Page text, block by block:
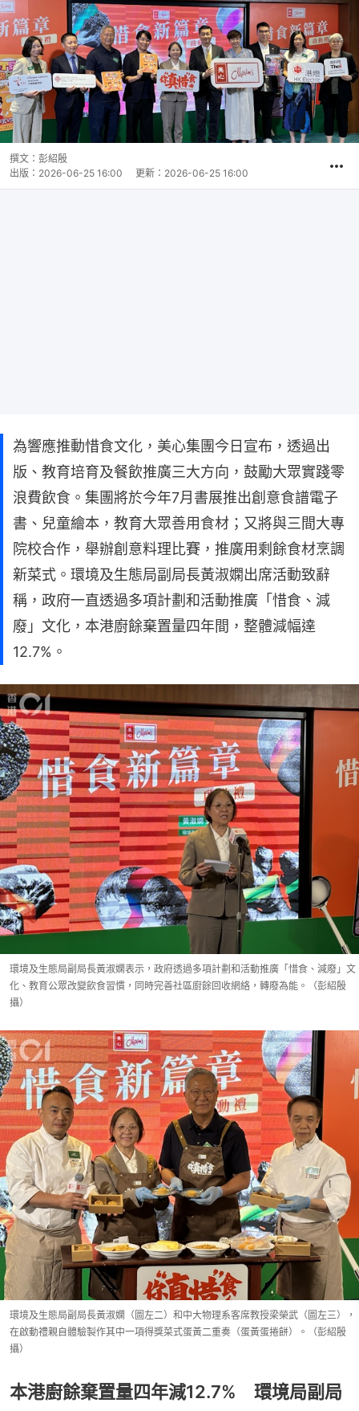
撰文： 彭紹殷
出版： 2026-06-25 16:00 更新： 2026-06-25 16:00
為響應推動惜食文化，美心集團今日宣布，透過出
版、教育培育及餐飲推廣三大方向，鼓勵大眾實踐零
浪費飲食。集團將於今年7月書展推出創意食譜電子
書、兒童繪本，教育大眾善用食材；又將與三間大專
院校合作，舉辦創意料理比賽，推廣用剩餘食材烹調
新菜式。環境及生態局副局長黃淑嫻出席活動致辭
稱，政府一直透過多項計劃和活動推廣「惜食、減
廢」文化，本港廚餘棄置量四年間，整體減幅達
12.7%。
環境及生態局副局長黃淑嫻表示，政府透過多項計劃和活動推廣「惜食、減廢」文
化、教育公眾改變飲食習慣，同時完善社區廚餘回收網絡，轉廢為能。（彭紹殷
攝）
環境及生態局副局長黃淑嫻（圖左二）和中大物理系客席教授梁榮武（圖左三），
在啟動禮親自體驗製作其中一項得獎菜式蛋黃二重奏（蛋黃蛋捲餅）。（彭紹殷
攝）
本港廚餘棄置量四年減12.7% 環境局副局